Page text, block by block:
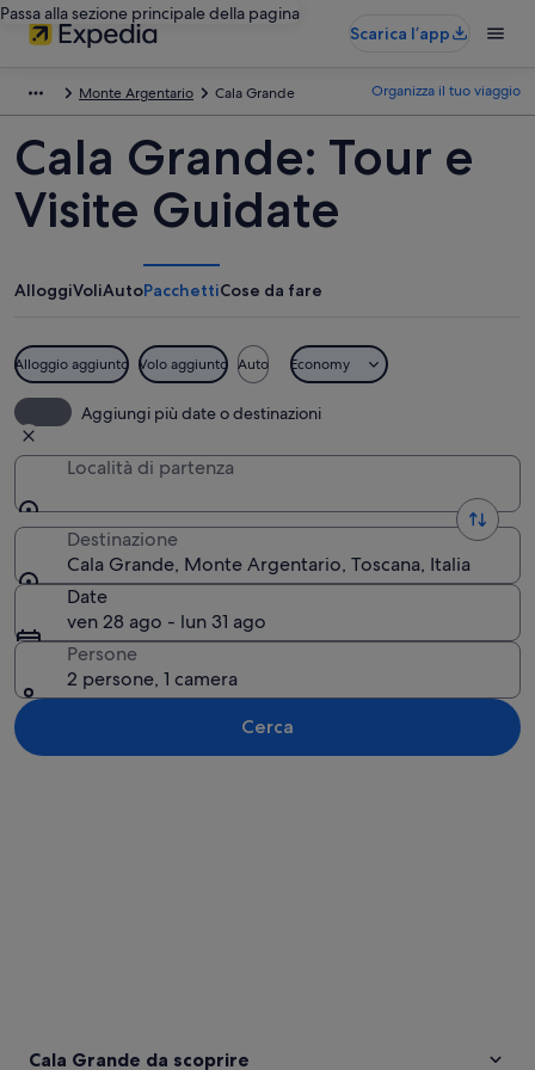
Passa alla sezione principale della pagina
Scarica l’app
Monte Argentario Cala Grande Organizza il tuo viaggio
Cala Grande: Tour e
Visite Guidate
AlloggiVoliAutoPacchettiCose da fare
Alloggio aggiunto Volo aggiunto Auto Economy
Aggiungi più date o destinazioni
Località di partenza
Destinazione
Cala Grande, Monte Argentario, Toscana, Italia
Date
ven 28 ago - lun 31 ago
Persone
2 persone, 1 camera
Cerca
Cala Grande da scoprire